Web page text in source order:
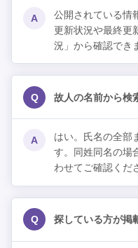
A
公開されている情
更新状況や最終更
況」から確認でき
Q 故人の名前から検
A
はい。氏名の全部
す。同姓同名の場
わせてご確認くだ
Q 探している方が掲